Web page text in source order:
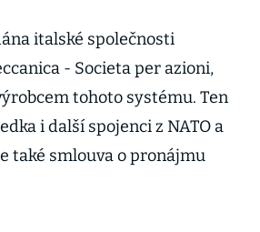
italské společnosti
- Societa per azioni,
tohoto systému. Ten
i další spojenci z NATO a
také smlouva o pronájmu